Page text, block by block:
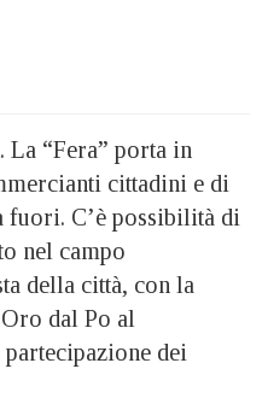
La “Fera” porta in
cittadini e di
fuori. C’è possibilità di
nel campo
della città, con la
dal Po al
dei